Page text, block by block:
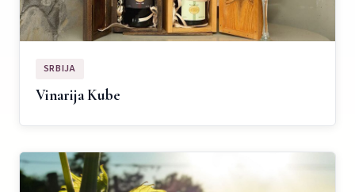
SRBIJA
Vinarija Kube